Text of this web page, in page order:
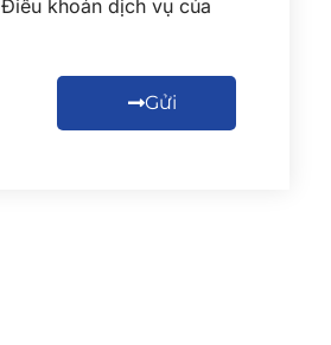
Điều khoản dịch vụ của
Gửi